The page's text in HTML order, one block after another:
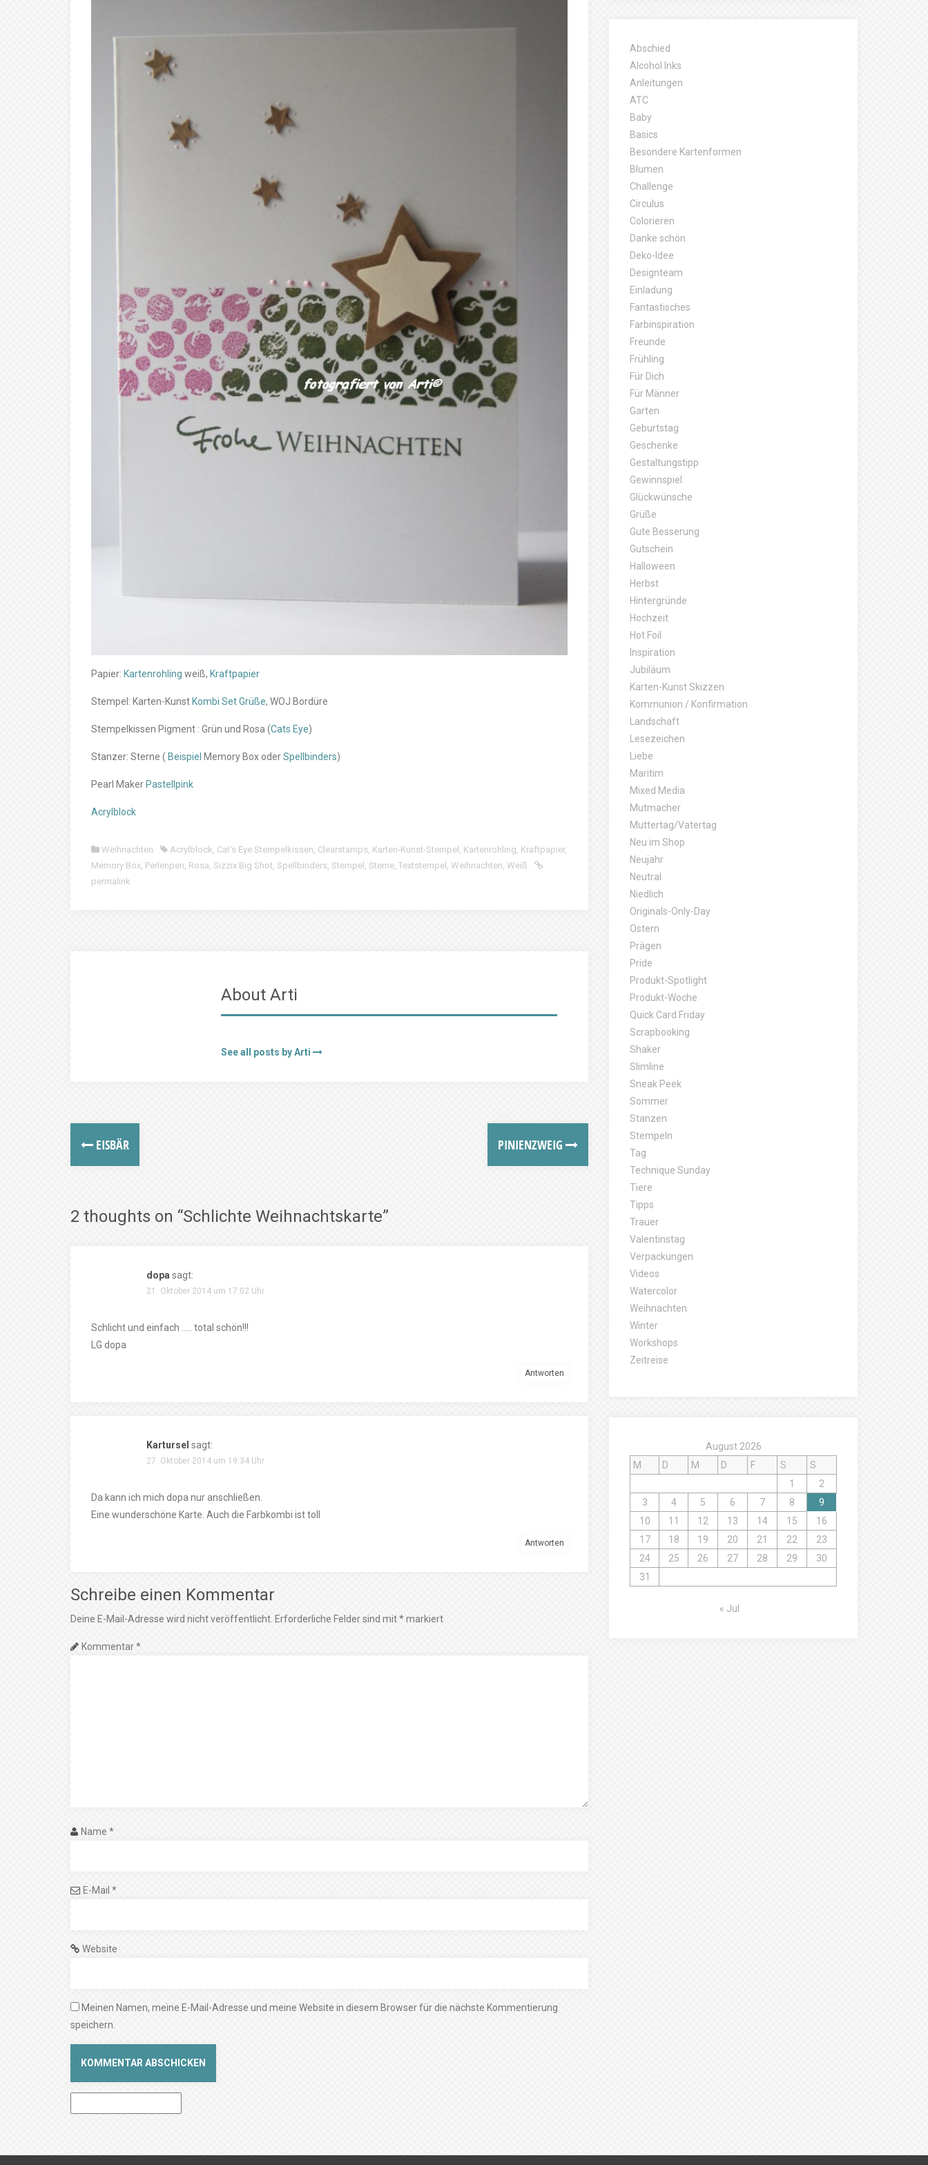
Papier: Kartenrohling weiß, Kraftpapier
Stempel: Karten-Kunst Kombi Set Grüße, WOJ Bordüre
Stempelkissen Pigment : Grün und Rosa (Cats Eye)
Stanzer: Sterne ( Beispiel Memory Box oderSpellbinders)
Pearl Maker Pastellpink
Acrylblock
Weihnachten Acrylblock, Cat's Eye Stempelkissen, Clearstamps, Karten-Kunst-Stempel , Kartenrohling, Kraftpapier,
Memory Box, Perlenpen, Rosa, Sizzix Big Shot, Spellbinders, Stempel , Sterne, Textstempel , Weihnachten, Weiß
permalink
About Arti
See all posts by Arti
EISBÄR PINIENZWEIG
2 thoughts on “Schlichte Weihnachtskarte”
dopa sagt:
21. Oktober 2014 um 17:02 Uhr
Schlicht und einfach ….. total schön!!!
LG dopa
Antworten
Kartursel sagt:
27. Oktober 2014 um 19:34 Uhr
Da kann ich mich dopa nur anschließen.
Eine wunderschöne Karte. Auch die Farbkombi ist toll
Antworten
Schreibe einen Kommentar
Deine E-Mail-Adresse wird nicht veröffentlicht. Erforderliche Felder sind mit*markiert
Kommentar*
Name *
E-Mail *
Website
Meinen Namen, meine E-Mail-Adresse und meine Website in diesem Browser für die nächste Kommentierung
speichern.
Abschied
Alcohol Inks
Anleitungen
ATC
Baby
Basics
Besondere Kartenformen
Blumen
Challenge
Circulus
Colorieren
Danke schön
Deko-Idee
Designteam
Einladung
Fantastisches
Farbinspiration
Freunde
Frühling
Für Dich
Für Männer
Garten
Geburtstag
Geschenke
Gestaltungstipp
Gewinnspiel
Glückwünsche
Grüße
Gute Besserung
Gutschein
Halloween
Herbst
Hintergründe
Hochzeit
Hot Foil
Inspiration
Jubiläum
Karten-Kunst Skizzen
Kommunion / Konfirmation
Landschaft
Lesezeichen
Liebe
Maritim
Mixed Media
Mutmacher
Muttertag/Vatertag
Neu im Shop
Neujahr
Neutral
Niedlich
Originals-Only-Day
Ostern
Prägen
Pride
Produkt-Spotlight
Produkt-Woche
Quick Card Friday
Scrapbooking
Shaker
Slimline
Sneak Peek
Sommer
Stanzen
Stempeln
Tag
Technique Sunday
Tiere
Tipps
Trauer
Valentinstag
Verpackungen
Videos
Watercolor
Weihnachten
Winter
Workshops
Zeitreise
August 2026
M
D M D F S
S
1
2
3
4 5 6 7 8
9
10
11 12 13 14 15
16
17
18 19 20 21 22
23
24
25 26 27 28 29
30
31
« Jul